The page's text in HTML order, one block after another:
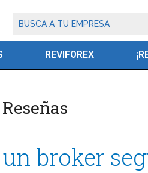
REVIFOREX
Reseñas
broker